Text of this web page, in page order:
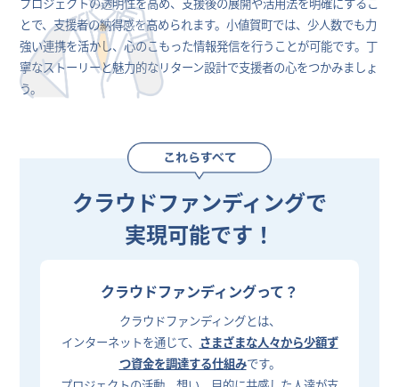
とで、支援者の納得感を高められます。小値賀町では、少人数でも力
強い連携を活かし、心のこもった情報発信を行うことが可能です。丁
寧なストーリーと魅力的なリターン設計で支援者の心をつかみましょ
う。
クラウドファンディングで
実現可能です！
クラウドファンディングって？
クラウドファンディングとは、
インターネットを通じて、 さまざまな人々から少額ず
つ資金を調達する仕組みです。